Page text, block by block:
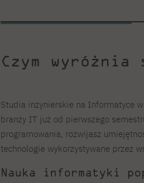
Czym
Studia inżynierskie na Informatyce
branży IT już od pierwszego
programowania, rozwijasz
technologie wykorzystywane przez
Nauka informatyki